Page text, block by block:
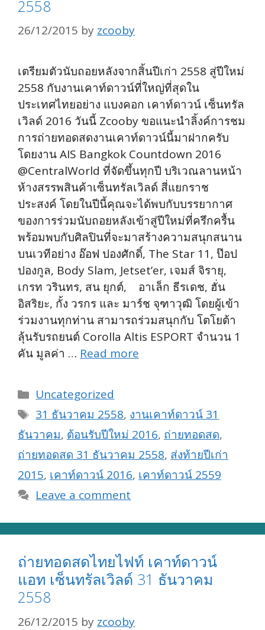
2558
26/12/2015 by zcooby
เตรียมตัวนับถอยหลังจากสิ้นปีเก่า 2558 สู่ปีใหม่
2558 กับงานเคาท์ดาวน์ที่ใหญ่ที่สุดใน
ประเทศไทยอย่าง แบงคอก เคาท์ดาวน์ เซ็นทรัล
เวิลด์ 2016 วันนี้ Zcooby ขอแนะนำลิ้งค์การชม
การถ่ายทอดสดงานเคาท์ดาวน์นี้มาฝากครับ
โดยงาน AIS Bangkok Countdown 2016
@CentralWorld ที่จัดขึ้นทุกปี บริเวณลานหน้า
ห้างสรรพสินค้าเซ็นทรัลเวิลด์ สี่แยกราช
ประสงค์ โดยในปีนี้คุณจะได้พบกับบรรยากาศ
ของการร่วมนับถอยหลังเข้าสู่ปีใหม่ที่ครึกครื้น
พร้อมพบกับศิลปินที่จะมาสร้างความสนุกสนาน
บนเวทีอย่าง อ๊อฟ ปองศักดิ์, The Star 11, ป๊อป
ปองกูล, Body Slam, Jetset’er, เจมส์ จิรายุ,
เกรท วรินทร, สน ยุกต์, อาเล็ก ธีรเดช, ฮั่น
อิสริยะ, กั้ง วรกร และ มาร์ช จุฑาวุฒิ โดยผู้เข้า
ร่วมงานทุกท่าน สามารถร่วมสนุกกับ โตโยต้า
ลุ้นรับรถยนต์ Corolla Altis ESPORT จำนวน 1
คัน มูลค่า … Read more
Categories
Uncategorized
Tags
31 ธันวาคม 2558, งานเคาท์ดาวน์ 31
ธันวาคม, ต้อนรับปีใหม่ 2016, ถ่ายทอดสด,
ถ่ายทอดสด 31 ธันวาคม 2558, ส่งท้ายปีเก่า
2015, เคาท์ดาวน์ 2016, เคาท์ดาวน์ 2559
Leave a comment
ถ่ายทอดสดไทยไฟท์ เคาท์ดาวน์
แอท เซ็นทรัลเวิลด์ 31 ธันวาคม
2558
26/12/2015 by zcooby